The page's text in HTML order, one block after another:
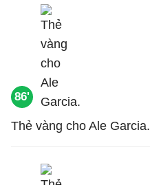
86'
Thẻ vàng cho Ale Garcia.